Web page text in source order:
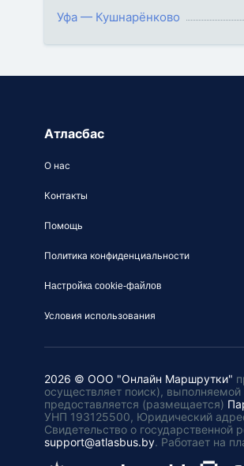
Уфа — Кушнарёнково
Атласбас
О нас
Контакты
Помощь
Политика конфиденциальности
Настройка cookie-файлов
Условия использования
2026 © ООО "Онлайн Маршрутки"
осуществляет поиск),
предоставляется (размещается)
УНП 193125500, Юридический
Свидетельство о
support@atlasbus.by. Работает на